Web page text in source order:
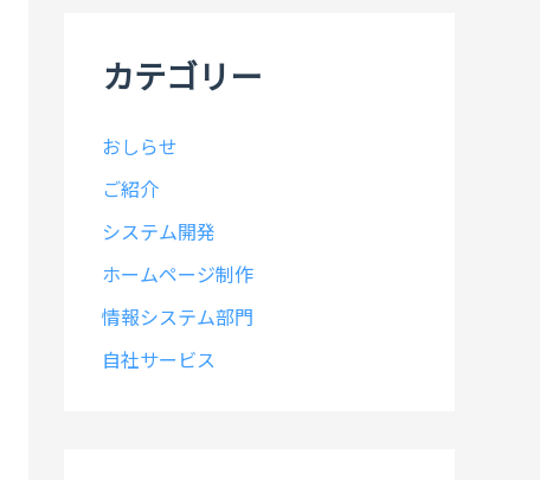
カテゴリー
おしらせ
ご紹介
システム開発
ホームページ制作
情報システム部門
自社サービス